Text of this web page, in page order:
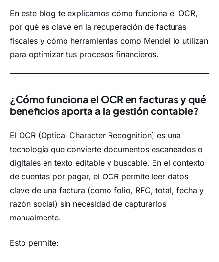
En este blog te explicamos cómo funciona el OCR,
por qué es clave en la recuperación de facturas
fiscales y cómo herramientas como Mendel lo utilizan
para optimizar tus procesos financieros.
¿Cómo funciona el OCR en facturas y qué
beneficios aporta a la gestión contable?
El OCR (Optical Character Recognition) es una
tecnología que convierte documentos escaneados o
digitales en texto editable y buscable. En el contexto
de cuentas por pagar, el OCR permite leer datos
clave de una factura (como folio, RFC, total, fecha y
razón social) sin necesidad de capturarlos
manualmente.
Esto permite: